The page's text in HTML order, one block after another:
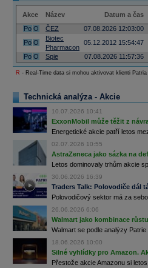
Akce Název
Datum a čas
Po O ČEZ
07.08.2026 12:03:00
Po O
Biotec
Pharmacon
05.12.2012 15:54:47
Po O Spie 07.08.2026 11:57:36
R - Real-Time data si mohou aktivovat klienti
Technická analýza - Akcie
10.07.2026 10:41
ExxonMobil může těžit z
Energetické akcie patří letos
02.07.2026 10:55
AstraZeneca jako sázka na
Letos dominovaly trhům akcie
30.06.2026 16:39
Traders Talk: Polovodiče dál
Polovodičový sektor má za
26.06.2026 6:06
Walmart jako kombinace
Walmart se podle analýzy
18.06.2026 10:00
Silné vyhlídky pro Amazon.
Přestože akcie Amazonu si